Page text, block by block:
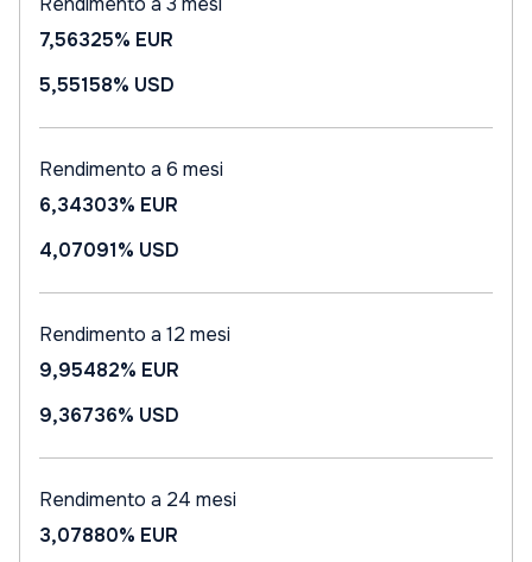
7,56325% EUR
5,55158% USD
Rendimento a 6 mesi
6,34303% EUR
4,07091% USD
Rendimento a 12 mesi
9,95482% EUR
9,36736% USD
Rendimento a 24 mesi
3,07880% EUR